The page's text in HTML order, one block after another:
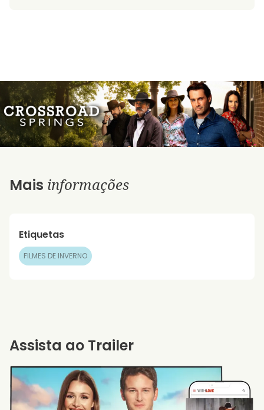
Mais informações
Etiquetas
FILMES DE INVERNO
Assista ao Trailer